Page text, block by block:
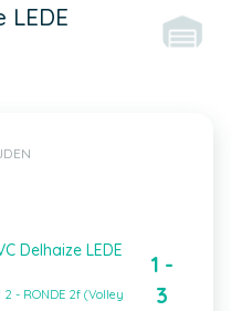
LEDE
Delhaize LEDE
2 - RONDE 2f (Volley
1 -
3